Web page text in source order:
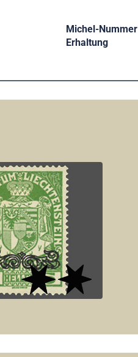
Michel-Nummer
Erhaltung